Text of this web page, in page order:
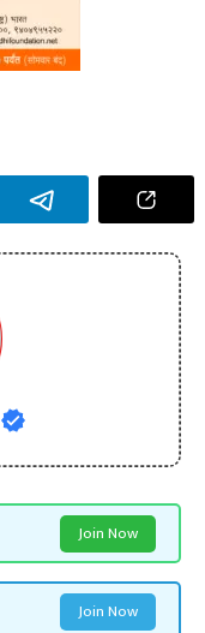
Join Now
Join Now